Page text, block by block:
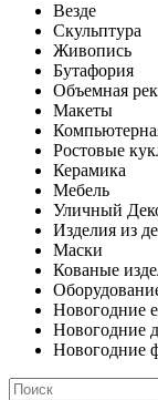
Везде
Скульптура
Живопись
Бутафория
Объемная
Макеты
Ростовые
Керамика
Мебель
Уличный
Изделия из
Маски
Кованые
Новогодние
Новогодние
Новогодние